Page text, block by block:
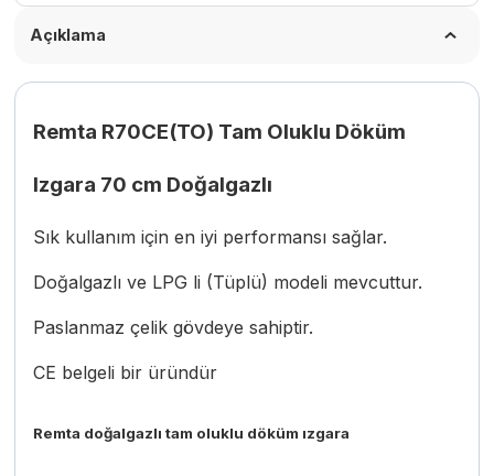
Açıklama
Remta R70CE(TO) Tam Oluklu Döküm
Izgara 70 cm Doğalgazlı
Sık kullanım için en iyi performansı sağlar.
Doğalgazlı ve LPG li (Tüplü) modeli mevcuttur.
Paslanmaz çelik gövdeye sahiptir.
CE belgeli bir üründür
Remta doğalgazlı tam oluklu döküm ızgara